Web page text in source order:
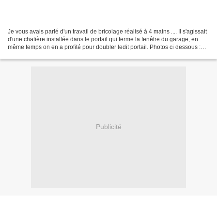
Je vous avais parlé d'un travail de bricolage réalisé à 4 mains .... Il s'agissait
d'une chatière installée dans le portail qui ferme la fenêtre du garage, en
même temps on en a profité pour doubler ledit portail. Photos ci dessous :
Publicité